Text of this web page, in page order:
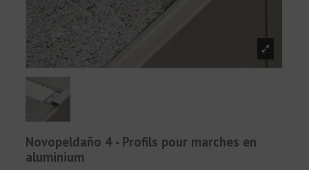
Novopeldaño 4 - Profils pour marches en
aluminium